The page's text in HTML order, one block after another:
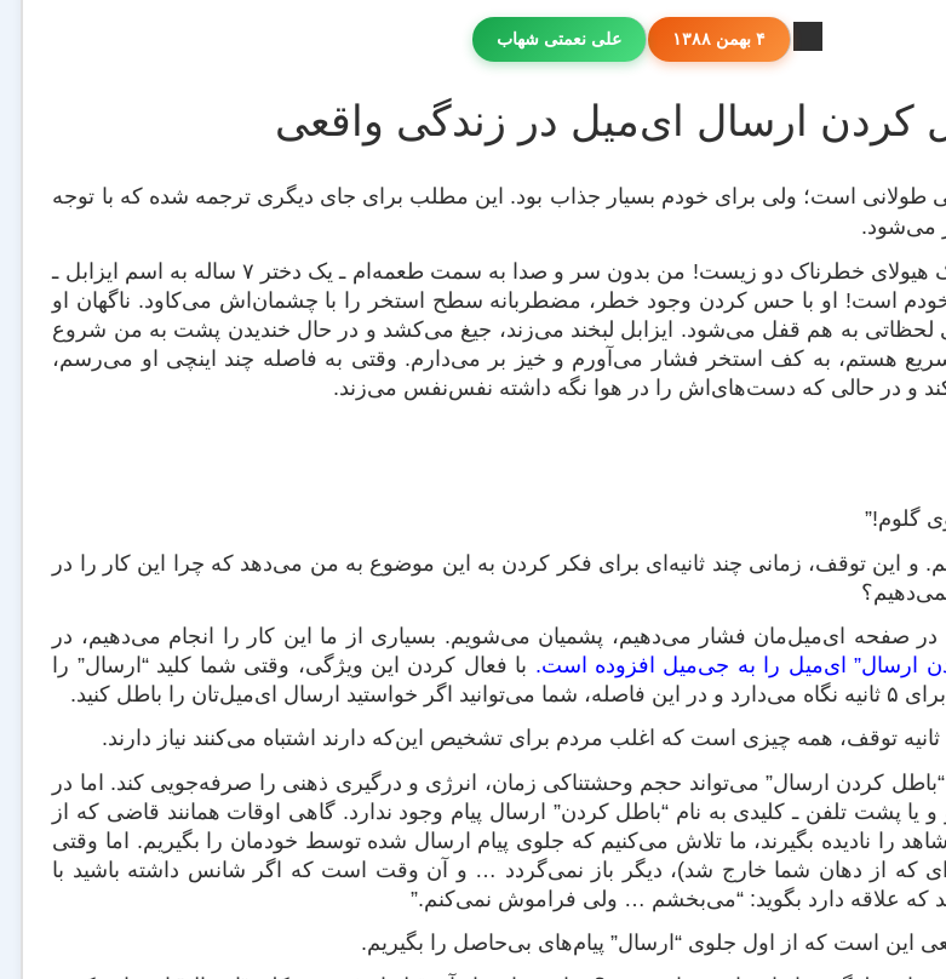
۴ بهمن ۱۳۸۸ علی نعمتی شهاب
کردن ارسال ای‌میل در زندگی واقعی
است؛ ولی برای خودم بسیار جذاب بود. این مطلب برای جای دیگری ترجمه شده که با توجه
می‌شود.
من یک انسان تمساح‌نما هستم؛ یک هیولای خطرناک دو زیست! من بدون سر و صدا به سمت طعمه‌ام ـ یک دختر ۷ ساله به اسم ایزابل ـ
خودم است! او با حس کردن وجود خطر، مضطربانه سطح استخر را با چشمان‌اش می‌کاود. ناگهان او
لحظاتی به هم قفل می‌شود. ایزابل لبخند می‌زند، جیغ می‌کشد و در حال خندیدن پشت به من شروع
هستم، به کف استخر فشار می‌آورم و خیز بر می‌دارم. وقتی به فاصله چند اینچی او می‌رسم،
کند و در حالی که دست‌های‌اش را در هوا نگه داشته نفس‌نفس می‌زند.
گلوم!”
و این توقف، زمانی چند ثانیه‌ای برای فکر کردن به این موضوع به من می‌دهد که چرا این کار را در
در صفحه ای‌میل‌مان فشار می‌دهیم، پشمیان می‌شویم. بسیاری از ما این کار را انجام می‌دهیم، در
ارسال” ای‌میل را به جی‌میل افزوده است. با فعال کردن این ویژگی، وقتی شما کلید “ارسال” را
را باطل کنید.
کردن ارسال” می‌تواند حجم وحشتناکی زمان، انرژی و درگیری ذهنی را صرفه‌جویی کند. اما در
و یا پشت تلفن ـ کلیدی به نام “باطل کردن” ارسال پیام‌ وجود ندارد. گاهی اوقات همانند قاضی که از
را نادیده بگیرند، ما تلاش می‌کنیم که جلوی پیام ارسال شده توسط خودمان را بگیریم. اما وقتی
که از دهان شما خارج شد)، دیگر باز نمی‌گردد … و آن وقت است که اگر شانس داشته باشید با
که علاقه دارد بگوید: “می‌بخشم … ولی فراموش نمی‌کنم.”
این است که از اول جلوی “ارسال‌” پیام‌های بی‌حاصل را بگیریم.